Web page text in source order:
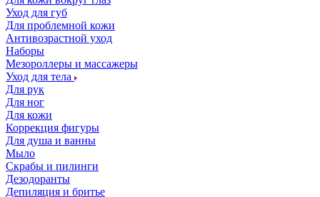
Уход для губ
Для проблемной кожи
Антивозрастной уход
Наборы
Мезороллеры и массажеры
Уход для тела
Для рук
Для ног
Для кожи
Коррекция фигуры
Для душа и ванны
Мыло
Скрабы и пилинги
Дезодоранты
Депиляция и бритье